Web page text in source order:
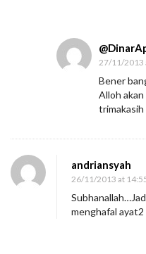
27/11/2013
Bener
Alloh
trimakasih
andriansyah
26/11/2013 at
menghafal